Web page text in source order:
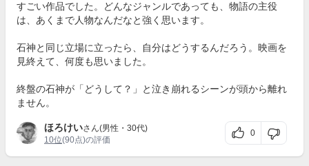
すごい作品でした。どんなジャンルであっても、物語の主役
は、あくまで人物なんだなと強く思います。
石神と同じ立場に立ったら、自分はどうするんだろう。映画を
見終えて、何度も思いました。
終盤の石神が「どうして？」と泣き崩れるシーンが頭から離れ
ません。
ほろけいさん(男性・30代)
10位(90点)の評価
0